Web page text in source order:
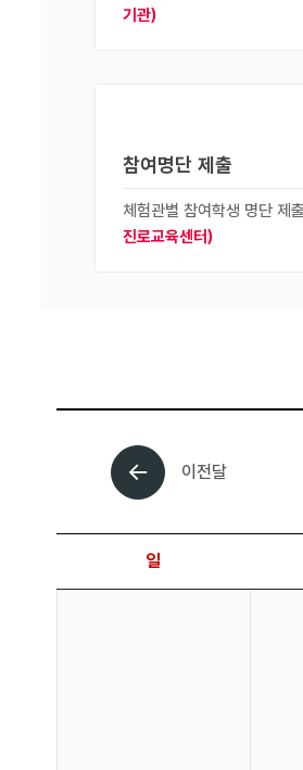
기관)
참여명단 제출
체험관별 참여학생 명단 제출
진로교육센터)
이전달
날짜 선택 달력입니다.
일